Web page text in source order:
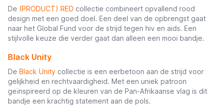
De (PRODUCT) RED collectie combineert opvallend rood
design met een goed doel. Een deel van de opbrengst gaat
naar het Global Fund voor de strijd tegen hiv en aids. Een
stijlvolle keuze die verder gaat dan alleen een mooi bandje.
Black Unity
De Black Unity collectie is een eerbetoon aan de strijd voor
gelijkheid en rechtvaardigheid. Met een uniek patroon
geïnspireerd op de kleuren van de Pan-Afrikaanse vlag is dit
bandje een krachtig statement aan de pols.